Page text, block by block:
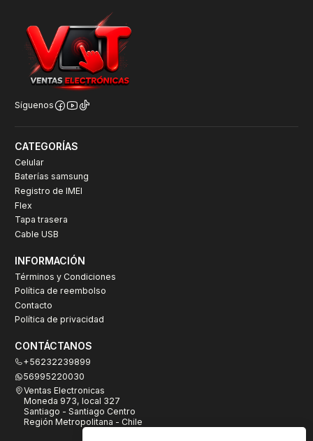
Síguenos
CATEGORÍAS
Celular
Baterías samsung
Registro de IMEI
Flex
Tapa trasera
Cable USB
INFORMACIÓN
Términos y Condiciones
Política de reembolso
Contacto
Política de privacidad
CONTÁCTANOS
+56232239899
56995220030
Ventas Electronicas
Moneda 973, local 327
Santiago - Santiago Centro
Región Metropolitana - Chile